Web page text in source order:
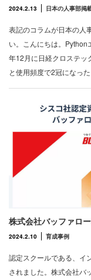
2024.2.13 日本の人事部掲
表記のコラムが日本の人
い。こんにちは。
年12月に日経クロステッ
と使用頻度で2冠になっ
株式会社バッファロ
2024.2.10 育成事例
認定スクールである、イ
されました。株式会社バ